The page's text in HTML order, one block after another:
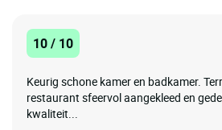
10 / 10
Keurig schone kamer en badkamer.
restaurant sfeervol aangekleed en
kwaliteit...